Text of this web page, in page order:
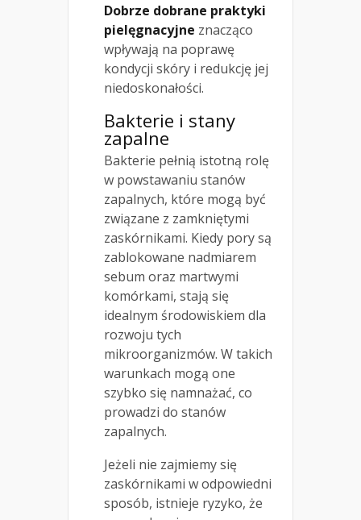
Dobrze dobrane praktyki
pielęgnacyjne znacząco
wpływają na poprawę
kondycji skóry i redukcję jej
niedoskonałości.
Bakterie i stany
zapalne
Bakterie pełnią istotną rolę
w powstawaniu stanów
zapalnych, które mogą być
związane z zamkniętymi
zaskórnikami. Kiedy pory są
zablokowane nadmiarem
sebum oraz martwymi
komórkami, stają się
idealnym środowiskiem dla
rozwoju tych
mikroorganizmów. W takich
warunkach mogą one
szybko się namnażać, co
prowadzi do stanów
zapalnych.
Jeżeli nie zajmiemy się
zaskórnikami w odpowiedni
sposób, istnieje ryzyko, że